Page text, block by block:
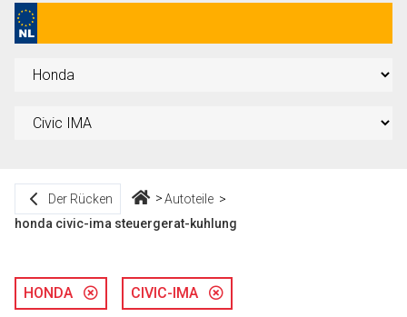
Der Rücken
Autoteile
honda civic-ima steuergerat-kuhlung
HONDA CIVIC-IMA